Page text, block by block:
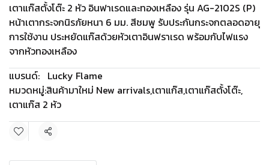
เตาแก๊สตั้งโต๊ะ 2 หัว อินฟาเรดและทองเหลือง รุ่น AG-2102S (P)
หน้าเตากระจกนิรภัยหนา 6 มม. สีชมพู รับประกันกระจกตลอดอายุ
การใช้งาน ประหยัดแก๊สด้วยหัวเตาอินฟราเรด พร้อมกับไฟแรง
จากหัวทองเหลือง
แบรนด์: Lucky Flame
หมวดหมู่:สินค้ามาใหม่ New arrivals,เตาแก๊ส,เตาแก๊สตั้งโต๊ะ,
เตาแก๊ส 2 หัว
แชร์